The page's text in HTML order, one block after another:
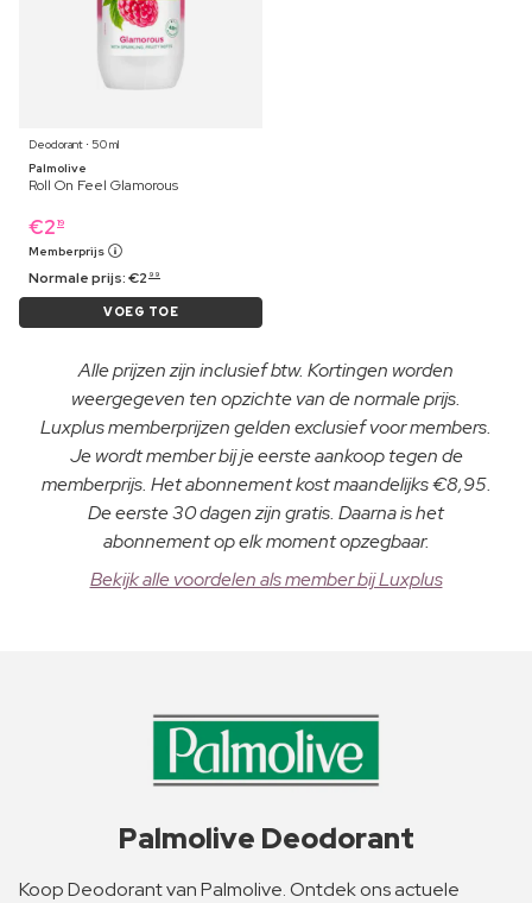
Deodorant ⋅ 50 ml
Palmolive
Roll On Feel Glamorous
€2 19
Memberprijs
Normale prijs:€2 99
VOEG TOE
Alle prijzen zijn inclusief btw. Kortingen worden
weergegeven ten opzichte van de normale prijs.
Luxplus memberprijzen gelden exclusief voor members.
Je wordt member bij je eerste aankoop tegen de
memberprijs. Het abonnement kost maandelijks €8,95.
De eerste 30 dagen zijn gratis. Daarna is het
abonnement op elk moment opzegbaar.
Bekijk alle voordelen als member bij Luxplus
Palmolive Deodorant
Koop Deodorant van Palmolive. Ontdek ons actuele